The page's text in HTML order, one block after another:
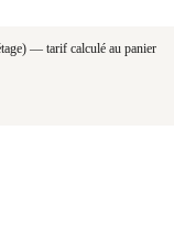
— tarif calculé au panier